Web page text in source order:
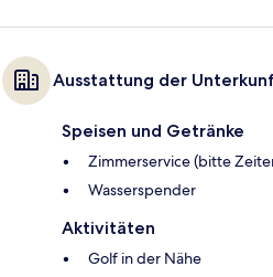
Ausstattung der
Speisen und Getränke
Zimmerservice (bitte
Wasserspender
Aktivitäten
Golf in der Nähe